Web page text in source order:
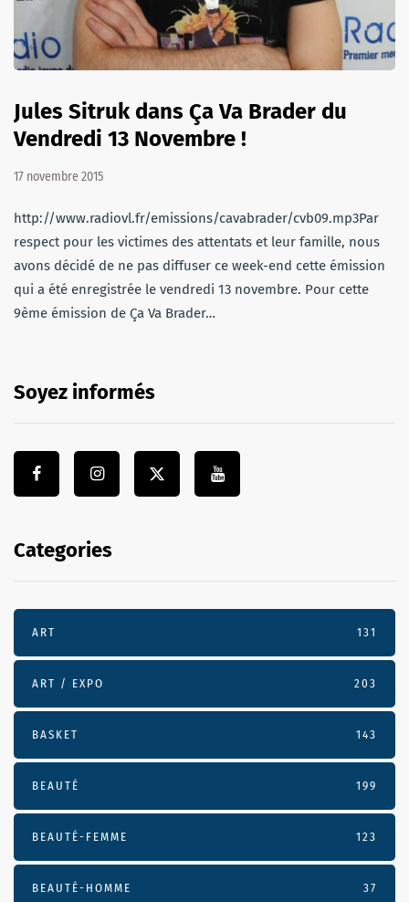
Jules Sitruk dans Ça Va Brader du
Vendredi 13 Novembre !
17 novembre 2015
http://www.radiovl.fr/emissions/cavabrader/cvb09.mp3Par
respect pour les victimes des attentats et leur famille, nous
avons décidé de ne pas diffuser ce week-end cette émission
qui a été enregistrée le vendredi 13 novembre. Pour cette
9ème émission de Ça Va Brader…
Soyez informés
Categories
ART 131
ART / EXPO 203
BASKET 143
BEAUTÉ 199
BEAUTÉ-FEMME 123
BEAUTÉ-HOMME 37